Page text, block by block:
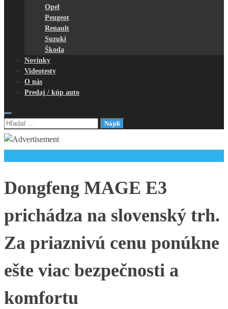
Opel
Peugeot
Renault
Suzuki
Škoda
Novinky
Videotesty
O nás
Predaj / kúp auto
Hľadať:
Dongfeng MAGE E3
prichádza na slovenský trh.
Za priaznivú cenu ponúkne
ešte viac bezpečnosti a
komfortu